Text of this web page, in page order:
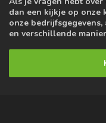
dan een kijkje op onze
onze
en verschillende